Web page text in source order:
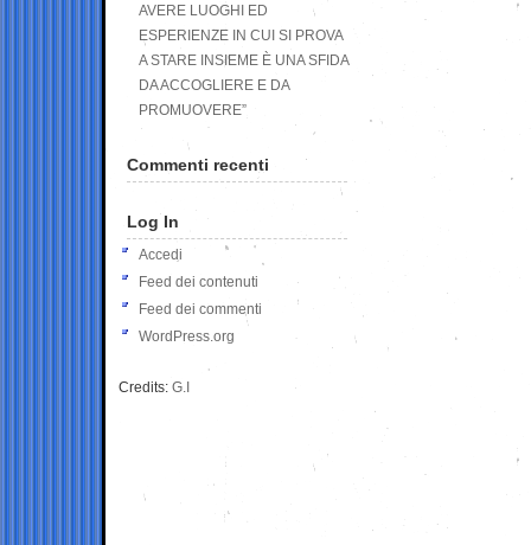
AVERE LUOGHI ED
ESPERIENZE IN CUI SI PROVA
A STARE INSIEME È UNA SFIDA
DA ACCOGLIERE E DA
PROMUOVERE”
Commenti recenti
Log In
Accedi
Feed dei contenuti
Feed dei commenti
WordPress.org
Credits: G.I